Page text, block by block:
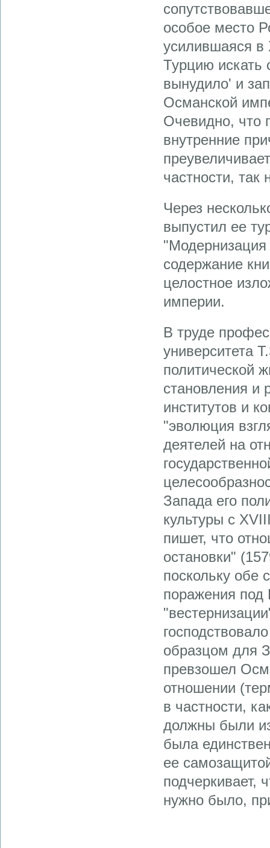
особое место
усилившаяся в
Турцию искать
вынудило' и
Османской
Очевидно, что
внутренние
частности, так
Через
выпустил ее
"Модернизация
содержание
целостное
империи.
В труде
университета
политической
становления и
институтов и
"эволюция
деятелей на
Запада его
культуры с
пишет, что
остановки"
поскольку обе
поражения под
образцом для
превзошел
отношении
в частности,
должны были
была
ее
подчеркивает,
нужно было,